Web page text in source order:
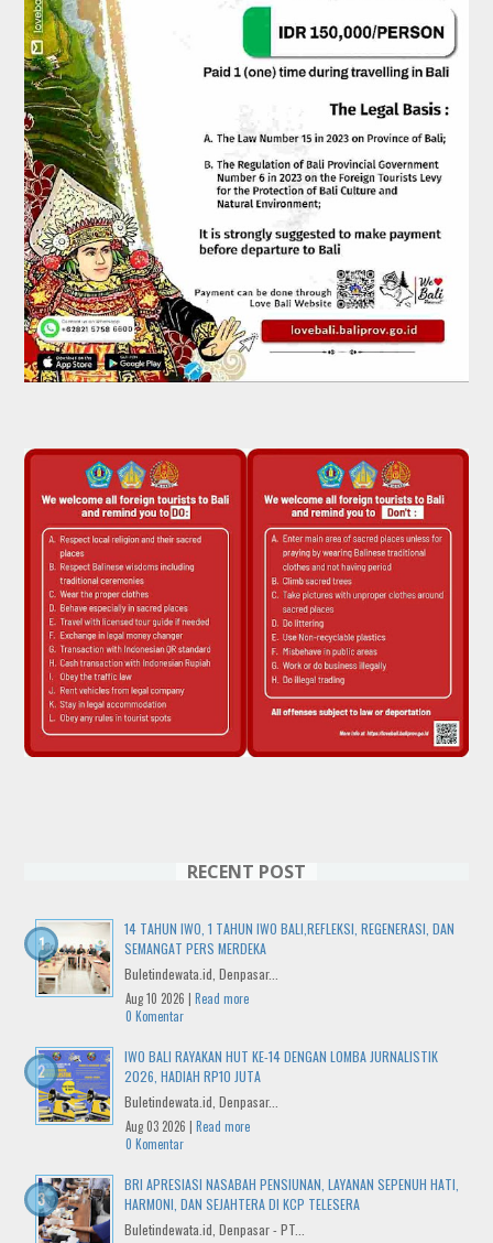
RECENT POST
14 TAHUN IWO, 1 TAHUN IWO BALI,REFLEKSI, REGENERASI, DAN
SEMANGAT PERS MERDEKA
Buletindewata.id, Denpasar...
Aug 10 2026 | Read more
0 Komentar
IWO BALI RAYAKAN HUT KE-14 DENGAN LOMBA JURNALISTIK
2026, HADIAH RP10 JUTA
Buletindewata.id, Denpasar...
Aug 03 2026 | Read more
0 Komentar
BRI APRESIASI NASABAH PENSIUNAN, LAYANAN SEPENUH HATI,
HARMONI, DAN SEJAHTERA DI KCP TELESERA
Buletindewata.id, Denpasar - PT...